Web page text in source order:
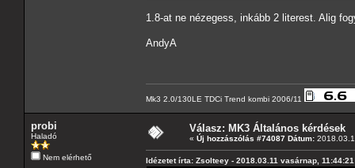
1.8-at ne nézegess, inkább 2 literest. Alig
AndyA
Mk3 2.0/130LE TDCi Trend kombi 2006/11
probi
Haladó
Nem elérhető
Válasz: MK3 Általános kérdések
« Új hozzászólás #74087 Dátum:
Idézetet írta: Zsolteey - 2018.03.11 vasárnap, 11:44:21